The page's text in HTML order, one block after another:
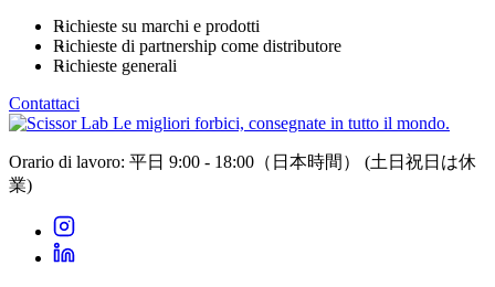
Richieste su marchi e prodotti
Richieste di partnership come distributore
Richieste generali
Contattaci
Le migliori forbici, consegnate in tutto il mondo.
Orario di lavoro: 平日 9:00 - 18:00（日本時間） (土日祝日は休
業)